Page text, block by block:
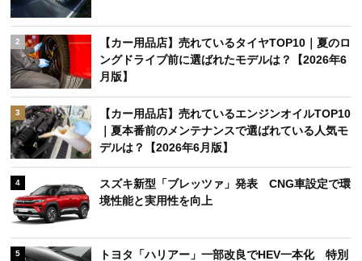
2
【カー用品店】売れているタイヤTOP10｜夏のロ
ングドライブ前に選ばれたモデルは？【2026年6
月版】
3
【カー用品店】売れているエンジンオイルTOP10
｜夏本番前のメンテナンスで選ばれている人気モ
デルは？【2026年6月版】
4
スズキ新型「ブレッツァ」発表 CNG車設定で環
境性能と実用性を向上
5 トヨタ「ハリアー」一部改良でHEV一本化 特別